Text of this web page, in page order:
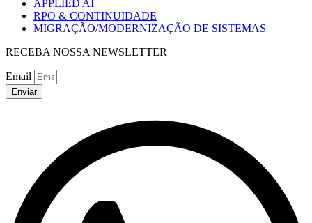
APPLIED AI
RPO & CONTINUIDADE
MIGRAÇÃO/MODERNIZAÇÃO DE SISTEMAS
RECEBA NOSSA NEWSLETTER
Email
Enviar